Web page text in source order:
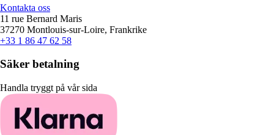
Kontakta oss
11 rue Bernard Maris
37270 Montlouis-sur-Loire, Frankrike
+33 1 86 47 62 58
Säker betalning
Handla tryggt på vår sida